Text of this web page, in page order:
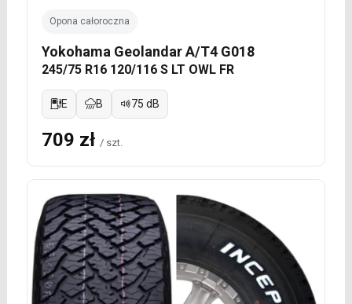
Opona całoroczna
Yokohama Geolandar A/T4 G018
245/75 R16 120/116 S LT OWL FR
E B 75 dB
709 zł / szt.